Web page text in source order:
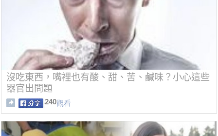
沒吃東西，嘴裡也有酸、甜、苦、鹹味？小心這些
器官出問題
240觀看